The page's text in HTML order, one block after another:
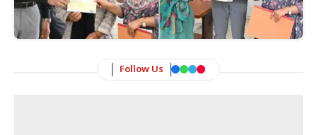
Follow Us